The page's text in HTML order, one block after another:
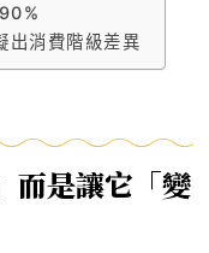
出消費階級差異
而是讓它「變